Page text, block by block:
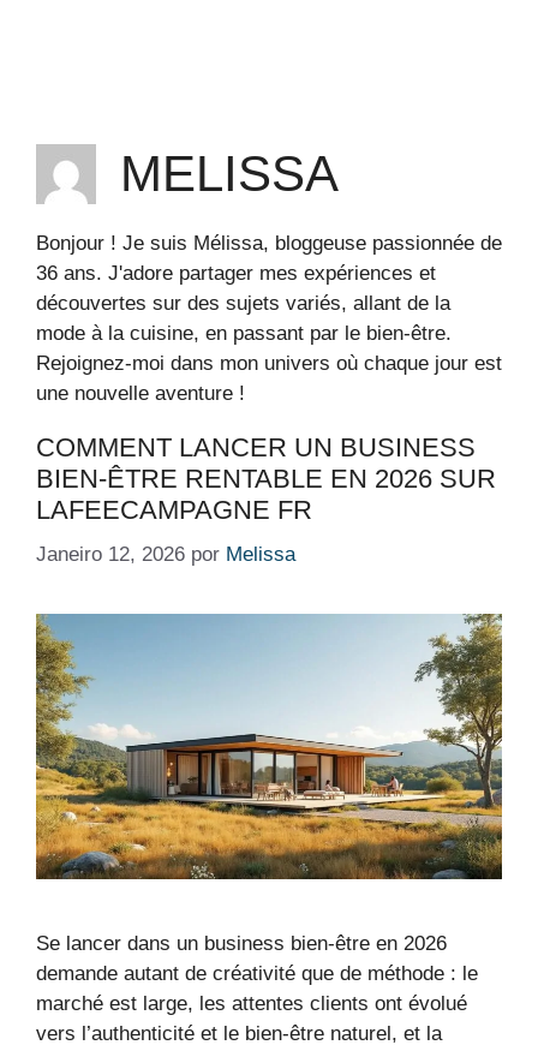
MELISSA
Bonjour ! Je suis Mélissa, bloggeuse passionnée de
36 ans. J'adore partager mes expériences et
découvertes sur des sujets variés, allant de la
mode à la cuisine, en passant par le bien-être.
Rejoignez-moi dans mon univers où chaque jour est
une nouvelle aventure !
COMMENT LANCER UN BUSINESS
BIEN-ÊTRE RENTABLE EN 2026 SUR
LAFEECAMPAGNE FR
Janeiro 12, 2026 por Melissa
Se lancer dans un business bien-être en 2026
demande autant de créativité que de méthode : le
marché est large, les attentes clients ont évolué
vers l’authenticité et le bien-être naturel, et la